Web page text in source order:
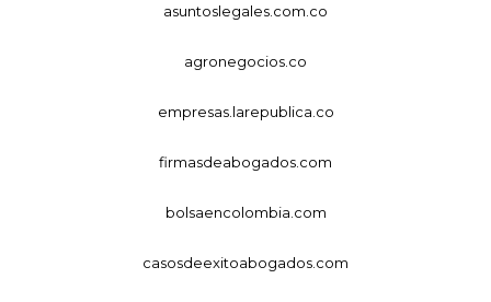
asuntoslegales.com.co
agronegocios.co
empresas.larepublica.co
firmasdeabogados.com
bolsaencolombia.com
casosdeexitoabogados.com